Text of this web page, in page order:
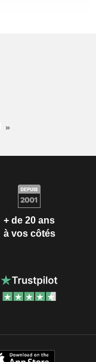
+ de 20 ans
à vos côtés